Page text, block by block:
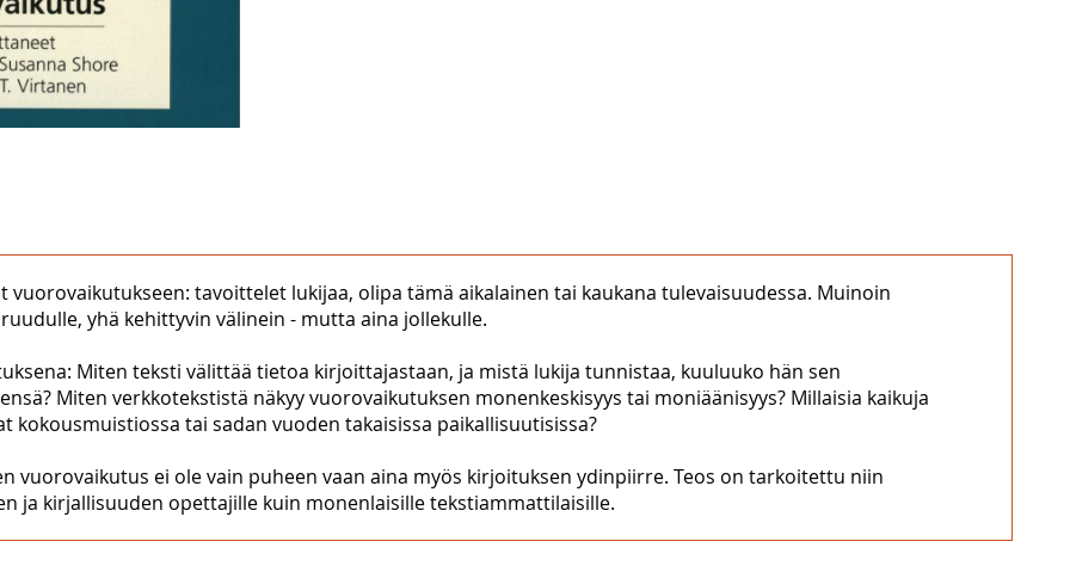
tavoittelet lukijaa, olipa tämä aikalainen tai kaukana tulevaisuudessa. Muinoin
yhä kehittyvin välinein - mutta aina jollekulle.
Miten teksti välittää tietoa kirjoittajastaan, ja mistä lukija tunnistaa, kuuluuko hän sen
Miten verkkotekstistä näkyy vuorovaikutuksen monenkeskisyys tai moniäänisyys? Millaisia kaikuja
tai sadan vuoden takaisissa paikallisuutisissa?
ei ole vain puheen vaan aina myös kirjoituksen ydinpiirre. Teos on tarkoitettu niin
ja kirjallisuuden opettajille kuin monenlaisille tekstiammattilaisille.